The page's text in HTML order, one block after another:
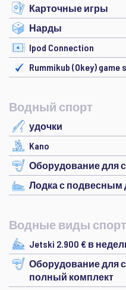
Карточные игры
Нарды
Ipod Connection
Rummikub (Okey) game
Водный спорт
удочки
Kano
Оборудование для
Лодка с подвесным
Водные виды
Jetski 2.900 € в
Оборудование для
полный комплект